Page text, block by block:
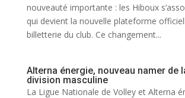
nouveauté importante : les Hiboux
qui devient la nouvelle plateforme
billetterie du club. Ce changement...
Alterna énergie, nouveau namer de
division masculine
La Ligue Nationale de Volley et Alterna